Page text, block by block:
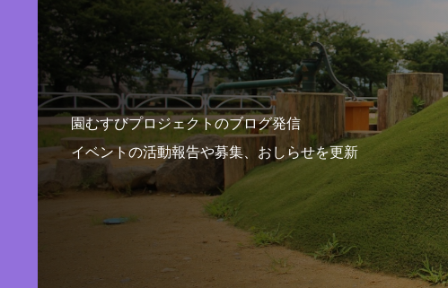
園むすびプロジェクトのブログ発信
イベントの活動報告や募集、おしらせを更新